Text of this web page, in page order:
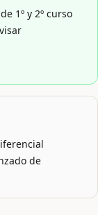
1º y 2º curso
de